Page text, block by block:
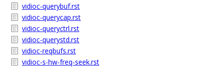
vidioc-querybuf.rst
vidioc-querycap.rst
vidioc-queryctrl.rst
vidioc-querystd.rst
vidioc-reqbufs.rst
vidioc-s-hw-freq-seek.rst